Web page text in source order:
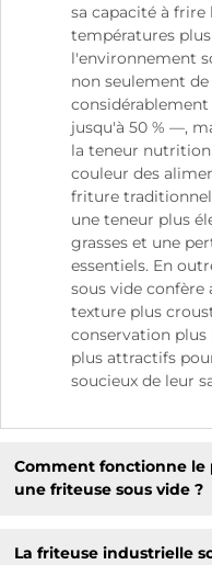
sa capacité à frire
températures plus
l'environnement
non seulement
jusqu'à 50 % —,
la teneur
couleur des
friture
une teneur plus
grasses et une
essentiels. En
sous vide confère
texture plus
conservation plus
plus attractifs
soucieux de leur
Comment fonctionne le
une friteuse sous vide ?
La friteuse industrielle